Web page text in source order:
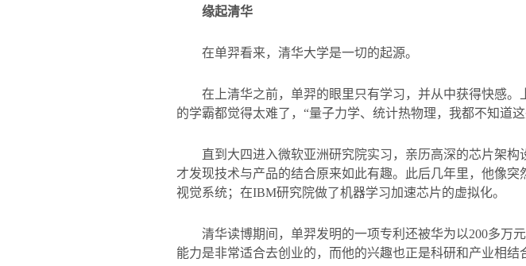
缘起清华
在单羿看来，清华大学是一切的起源。
在上清华之前，单羿的眼里只有学习，并从中获得快感
的学霸都觉得太难了，“量子力学、统计热物理，我都不知道这
直到大四进入微软亚洲研究院实习，亲历高深的芯片架
才发现技术与产品的结合原来如此有趣。此后几年里，他像
视觉系统；在IBM研究院做了机器学习加速芯片的虚拟化。
清华读博期间，单羿发明的一项专利还被华为以200多万
能力是非常适合去创业的，而他的兴趣也正是科研和产业相结